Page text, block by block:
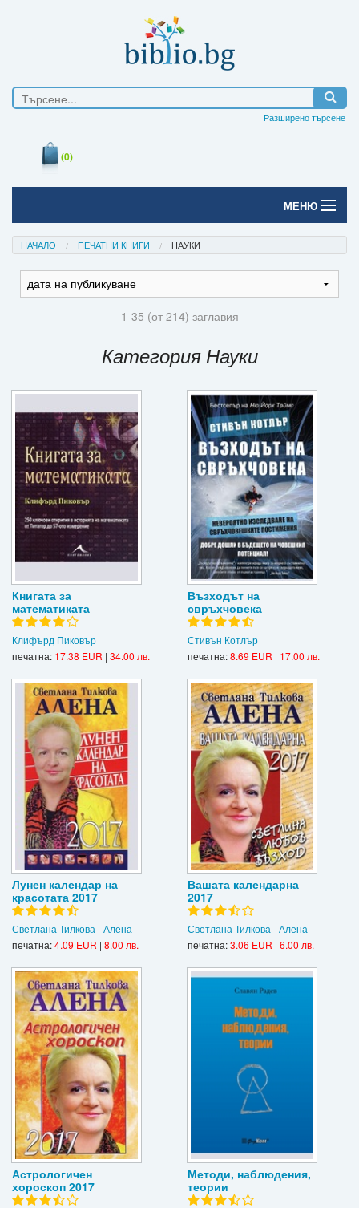
Разширено търсене
(0)
МЕНЮ
Начало
Печатни книги
Подаръци
Ваучери
Промоции
Контакти
Вход
Регистрация
НАЧАЛО ПЕЧАТНИ КНИГИ НАУКИ
1-35 (от 214) заглавия
Категория Науки
Книгата за
математиката
Клифърд Пиковър
печатна: 17.38 EUR | 34.00 лв.
Възходът на
свръхчовека
Стивън Котлър
печатна:8.69 EUR | 17.00 лв.
Лунен календар на
красотата 2017
Светлана Тилкова - Алена
печатна:4.09 EUR | 8.00 лв.
Вашата календарна
2017
Светлана Тилкова - Алена
печатна:3.06 EUR | 6.00 лв.
Астрологичен
хороскоп 2017
Методи, наблюдения,
теории